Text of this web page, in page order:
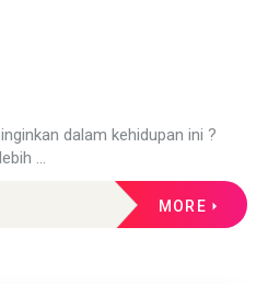
dalam kehidupan ini ?
...
MORE